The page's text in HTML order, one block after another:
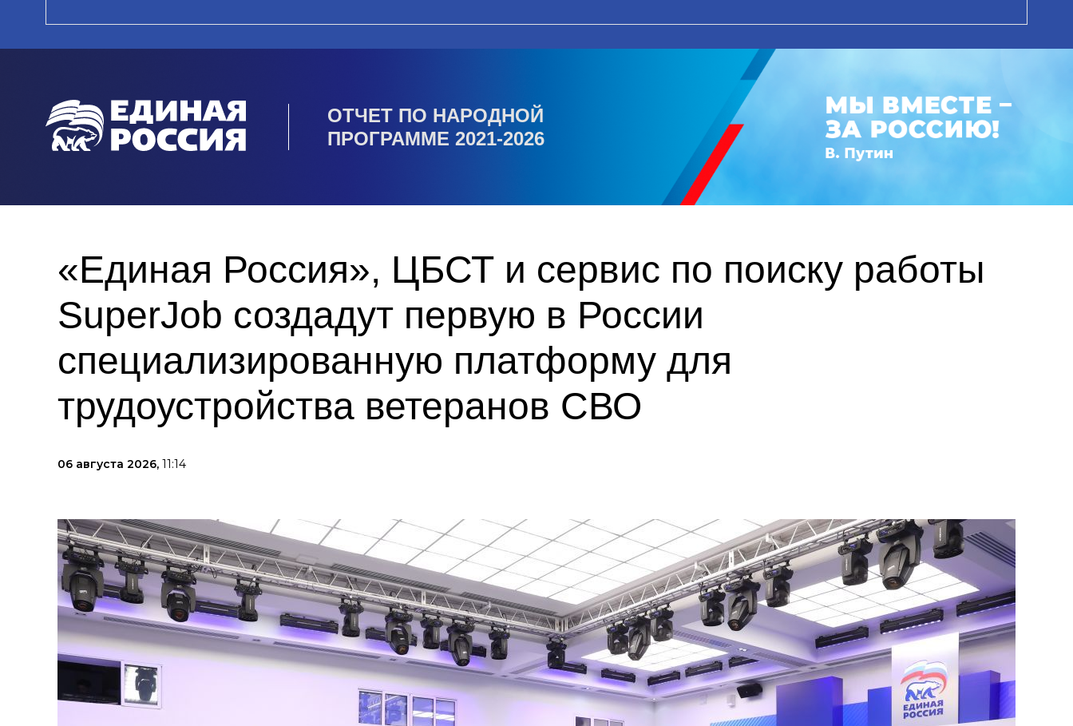
ОТЧЕТ ПО НАРОДНОЙ
ПРОГРАММЕ 2021-2026
«Единая Россия», ЦБСТ и сервис по поиску работы
SuperJob создадут первую в России
специализированную платформу для
трудоустройства ветеранов СВО
06 августа 2026, 11:14